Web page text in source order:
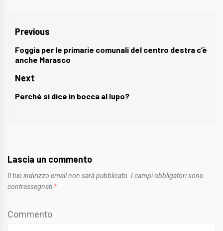
Navigazione
articoli
Previous
Previous
post:
Foggia per le primarie comunali del centro destra c’è
anche Marasco
Next
Next
Perché si dice in bocca al lupo?
Lascia un commento
Il tuo indirizzo email non sarà pubblicato. I campi obbligatori sono
contrassegnati *
Commento